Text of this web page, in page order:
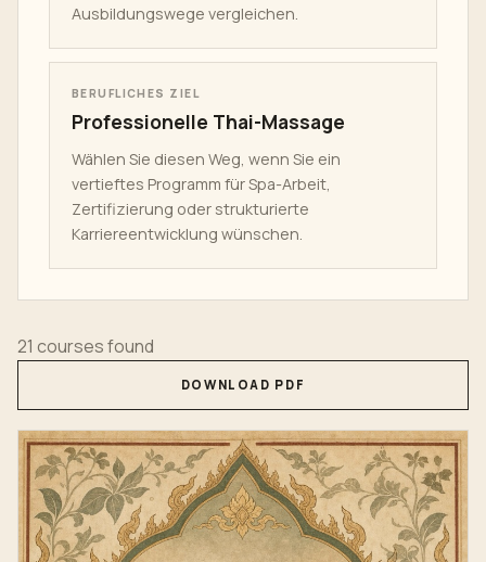
Ausbildungswege vergleichen.
BERUFLICHES ZIEL
Professionelle Thai-Massage
Wählen Sie diesen Weg, wenn Sie ein
vertieftes Programm für Spa-Arbeit,
Zertifizierung oder strukturierte
Karriereentwicklung wünschen.
21 courses found
DOWNLOAD PDF